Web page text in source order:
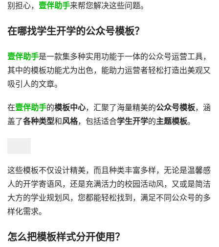
别担心， 壹伴助手来帮您解决这些问题。
在哪找学生开学的公众号模板？
壹伴助手是一款集多种实用功能于一体的公众号运营工具，
其中的模板功能尤为出色，能助力运营者轻松打造出美观又
吸引人的文章。
在壹伴助手的模板中心，汇聚了海量精美的公众号模板，涵
盖了各种类型和风格，包括适合学生开学的主题模板。
这些模板不仅设计精美，而且种类丰富多样，无论是温馨感
人的开学寄语风，还是充满活力的校园活动风，又或是简洁
大方的学业规划风，您都能轻松找到，满足不同公众号的多
样化需求。
怎么把模板样式分开使用？